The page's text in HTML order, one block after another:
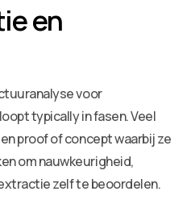
en
voor
typically in fasen. Veel
proof of concept waarbij ze
om nauwkeurigheid,
zelf te beoordelen.